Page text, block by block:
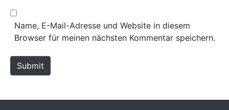
*
b
e
Name, E-Mail-Adresse und Website in diesem
Browser für meinen nächsten Kommentar speichern.
Submit